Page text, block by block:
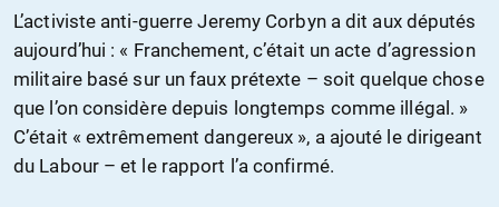
L’activiste anti-guerre Jeremy Corbyn a dit aux députés
aujourd’hui : « Franchement, c’était un acte d’agression
militaire basé sur un faux prétexte – soit quelque chose
que l’on considère depuis longtemps comme illégal. »
C’était « extrêmement dangereux », a ajouté le dirigeant
du Labour – et le rapport l’a confirmé.